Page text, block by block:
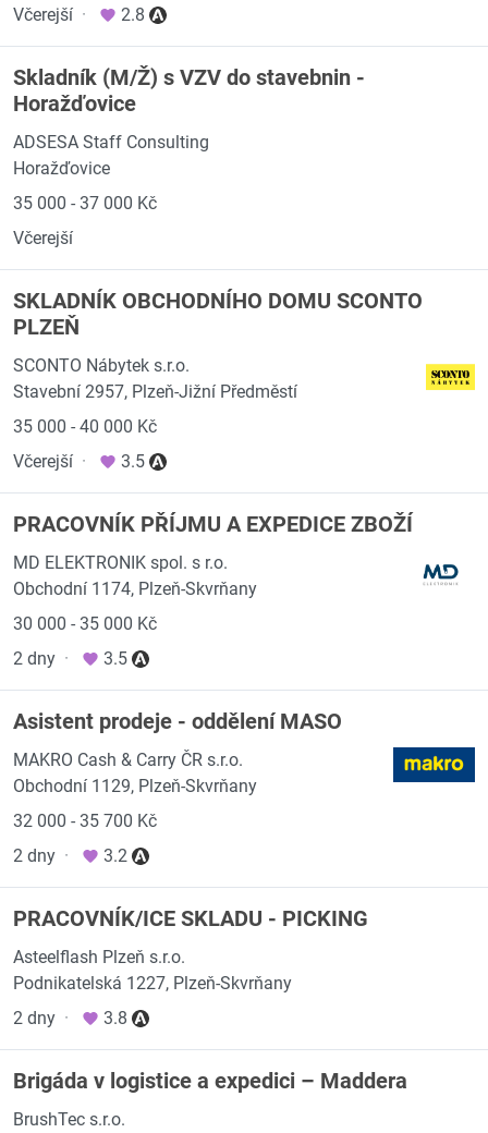
Včerejší · 2.8
Skladník (M/Ž) s VZV do stavebnin -
Horažďovice
ADSESA Staff Consulting
Horažďovice
35 000 - 37 000 Kč
Včerejší
SKLADNÍK OBCHODNÍHO DOMU SCONTO
PLZEŇ
SCONTO Nábytek s.r.o.
Stavební 2957, Plzeň-Jižní Předměstí
35 000 - 40 000 Kč
Včerejší · 3.5
PRACOVNÍK PŘÍJMU A EXPEDICE ZBOŽÍ
MD ELEKTRONIK spol. s r.o.
Obchodní 1174, Plzeň-Skvrňany
30 000 - 35 000 Kč
2 dny · 3.5
Asistent prodeje - oddělení MASO
MAKRO Cash & Carry ČR s.r.o.
Obchodní 1129, Plzeň-Skvrňany
32 000 - 35 700 Kč
2 dny · 3.2
PRACOVNÍK/ICE SKLADU - PICKING
Asteelflash Plzeň s.r.o.
Podnikatelská 1227, Plzeň-Skvrňany
2 dny · 3.8
Brigáda v logistice a expedici – Maddera
BrushTec s.r.o.